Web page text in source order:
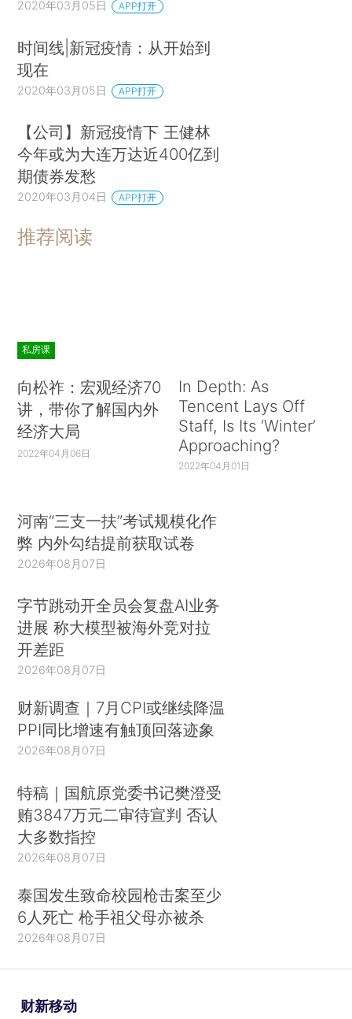
2020年03月05日 APP打开
时间线|新冠疫情：从开始到
现在
2020年03月05日 APP打开
【公司】新冠疫情下 王健林
今年或为大连万达近400亿到
期债券发愁
2020年03月04日 APP打开
推荐阅读
私房课
向松祚：宏观经济70
讲，带你了解国内外
经济大局
2022年04月06日
In Depth: As
Tencent Lays Off
Staff, Is Its ‘Winter’
Approaching?
2022年04月01日
河南“三支一扶”考试规模化作
弊 内外勾结提前获取试卷
2026年08月07日
字节跳动开全员会复盘AI业务
进展 称大模型被海外竞对拉
开差距
2026年08月07日
财新调查｜7月CPI或继续降温
PPI同比增速有触顶回落迹象
2026年08月07日
特稿｜国航原党委书记樊澄受
贿3847万元二审待宣判 否认
大多数指控
2026年08月07日
泰国发生致命校园枪击案至少
6人死亡 枪手祖父母亦被杀
2026年08月07日
财新移动